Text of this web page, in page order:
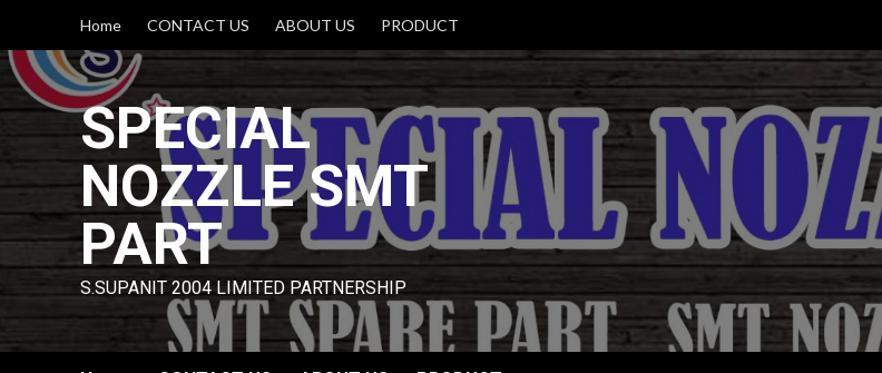
content
Home CONTACT US ABOUT US PRODUCT
SPECIAL
NOZZLE SMT
PART
S.SUPANIT 2004 LIMITED PARTNERSHIP